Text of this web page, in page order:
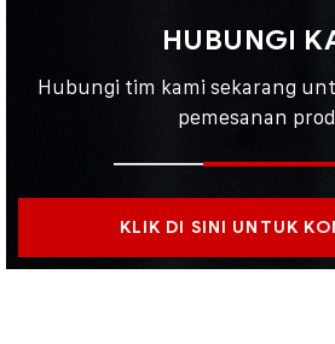
HUBUNGI
Hubungi tim kami sekarang
pemesanan
KLIK DI SINI UNTUK